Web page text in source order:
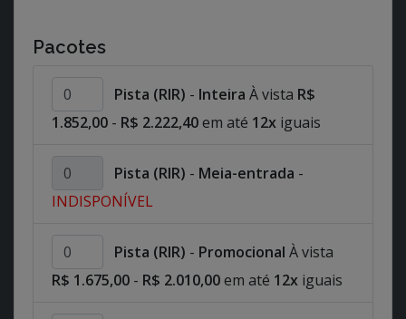
Pacotes
Pista (RIR) - Inteira À vista R$
1.852,00 - R$ 2.222,40em até 12x iguais
Pista (RIR) - Meia-entrada -
INDISPONÍVEL
Pista (RIR) - Promocional À vista
R$ 1.675,00 - R$ 2.010,00em até 12x iguais